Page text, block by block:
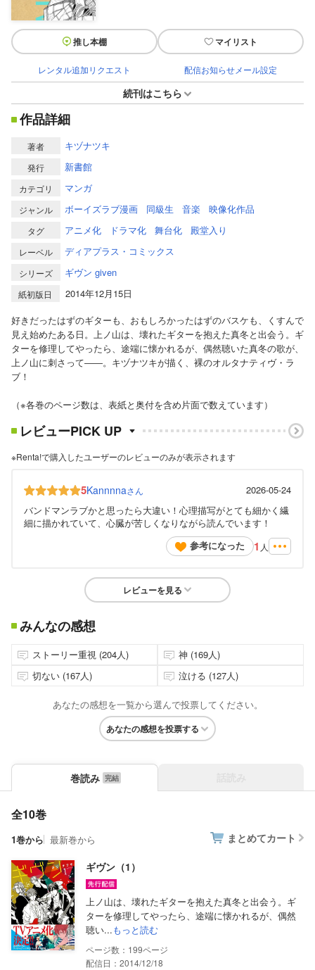
推し本棚 マイリスト
レンタル追加リクエスト 配信お知らせメール設定
続刊はこちら
作品詳細
著者 キヅナツキ
発行 新書館
カテゴリ マンガ
ジャンル ボーイズラブ漫画 同級生 音楽 映像化作品
タグ アニメ化 ドラマ化 舞台化 殿堂入り
レーベル ディアプラス・コミックス
シリーズ ギヴン given
紙初版日
2014年12月15日
好きだったはずのギターも、おもしろかったはずのバスケも、くすんで
見え始めたある日。上ノ山は、壊れたギターを抱えた真冬と出会う。ギ
ターを修理してやったら、途端に懐かれるが、偶然聴いた真冬の歌が、
上ノ山に刺さって――。キヅナツキが描く、裸のオルタナティヴ・ラ
ブ！
（※各巻のページ数は、表紙と奥付を含め片面で数えています）
レビューPICK UP
※Renta!で購入したユーザーのレビューのみが表示されます
5Kannnnaさん
2026-05-24
バンドマンラブかと思ったら大違い！心理描写がとても細かく繊
細に描かれていて、心臓が苦しくなりながら読んでいます！
参考になった
1 人
レビューを見る
みんなの感想
ストーリー重視 (204人)
神 (169人)
切ない (167人)
泣ける (127人)
あなたの感想を一覧から選んで投票してください。
あなたの感想を投票する
巻読み
全10巻
1巻から 最新巻から まとめてカート
ギヴン（1）
上ノ山は、壊れたギターを抱えた真冬と出会う。ギ
ターを修理してやったら、途端に懐かれるが、偶然
聴い...もっと読む
199
配信日：2014/12/18